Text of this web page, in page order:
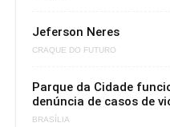
Jeferson Neres
CRAQUE DO FUTURO
Parque da Cidade
denúncia de casos de
BRASÍLIA